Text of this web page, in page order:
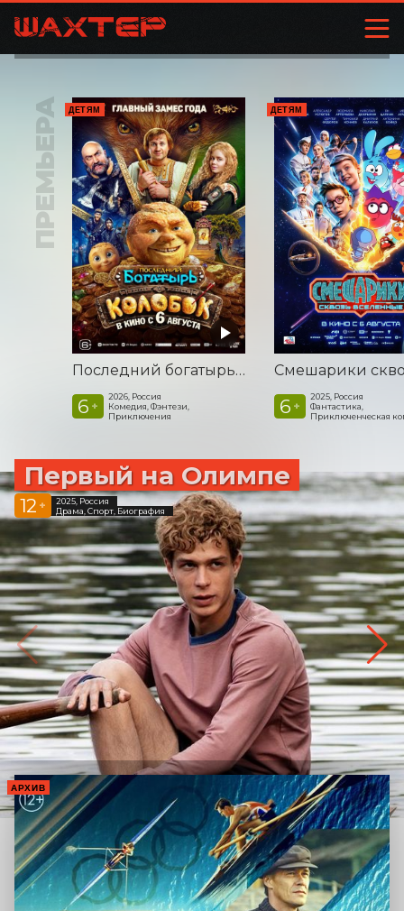
ПРЕМЬЕРА ДЕТЯМ
Последний богатырь. Колобок
6 +
2026, Россия
Комедия, Фэнтези,
Приключения
ДЕТЯМ
6 +
2025, Россия
Фантастика,
Приключенческая
Первый на Олимпе
12 +
2025, Россия
Драма, Спорт, Биография
АРХИВ